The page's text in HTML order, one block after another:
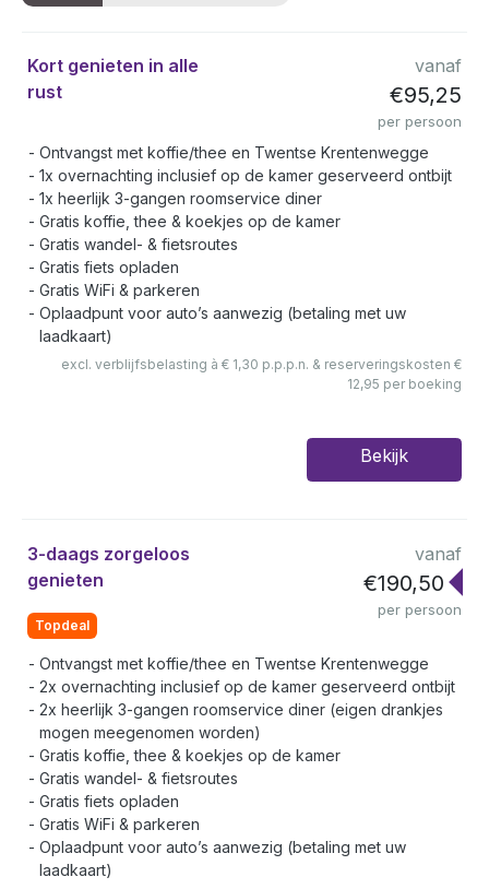
Kort genieten in alle
rust
vanaf
€95,25
per persoon
Ontvangst met koffie/thee en Twentse Krentenwegge
1x overnachting inclusief op de kamer geserveerd ontbijt
1x heerlijk 3-gangen roomservice diner
Gratis koffie, thee & koekjes op de kamer
Gratis wandel- & fietsroutes
Gratis fiets opladen
Gratis WiFi & parkeren
Oplaadpunt voor auto’s aanwezig (betaling met uw
laadkaart)
excl. verblijfsbelasting à € 1,30 p.p.p.n. & reserveringskosten €
12,95 per boeking
Bekijk
3-daags zorgeloos
genieten
Topdeal
vanaf
€190,50
per persoon
Ontvangst met koffie/thee en Twentse Krentenwegge
2x overnachting inclusief op de kamer geserveerd ontbijt
2x heerlijk 3-gangen roomservice diner (eigen drankjes
mogen meegenomen worden)
Gratis koffie, thee & koekjes op de kamer
Gratis wandel- & fietsroutes
Gratis fiets opladen
Gratis WiFi & parkeren
Oplaadpunt voor auto’s aanwezig (betaling met uw
laadkaart)